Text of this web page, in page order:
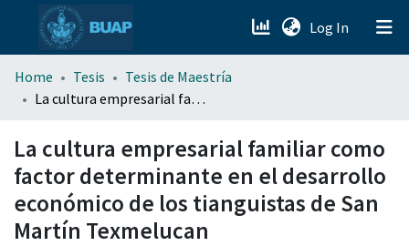
Log In (current)
menu.section.about_menu
Home Tesis
Tesis de Maestría
La cultura empresarial familiar como factor determinante en el desarrollo económico de los tianguistas de San Martín Texmelucan
La cultura empresarial familiar como
factor determinante en el desarrollo
económico de los tianguistas de San
Martín Texmelucan